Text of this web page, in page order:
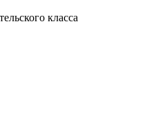
класса